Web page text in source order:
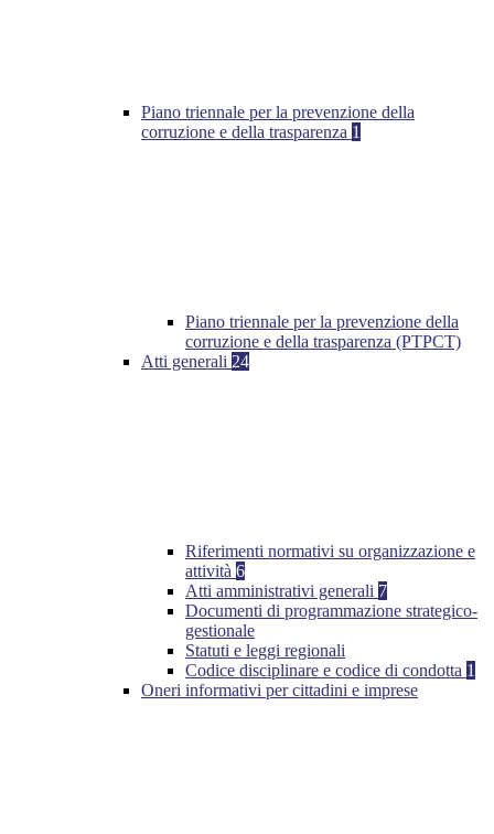
Piano triennale per la prevenzione della
corruzione e della trasparenza 1
Piano triennale per la prevenzione della
corruzione e della trasparenza (PTPCT)
Atti generali 24
Riferimenti normativi su organizzazione e
attività 6
Atti amministrativi generali 7
Documenti di programmazione strategico-
gestionale
Statuti e leggi regionali
Codice disciplinare e codice di condotta 1
Oneri informativi per cittadini e imprese